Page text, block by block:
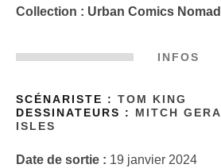
Collection : Urban Comics Nomad
INFOS
SCÉNARISTE : TOM KING
DESSINATEURS :
MITCH
ISLES
Date de sortie : 19 janvier 2024